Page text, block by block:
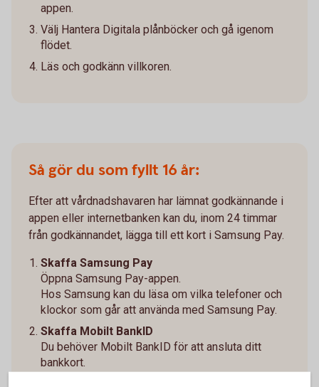
appen.
Välj Hantera Digitala plånböcker och gå igenom
flödet.
Läs och godkänn villkoren.
Så gör du som fyllt 16 år:
Efter att vårdnadshavaren har lämnat godkännande i
appen eller internetbanken kan du, inom 24 timmar
från godkännandet, lägga till ett kort i Samsung Pay.
Skaffa Samsung Pay
Öppna Samsung Pay-appen.
Hos Samsung kan du läsa om vilka telefoner och
klockor som går att använda med Samsung Pay.
Skaffa Mobilt BankID
Du behöver Mobilt BankID för att ansluta ditt
bankkort.